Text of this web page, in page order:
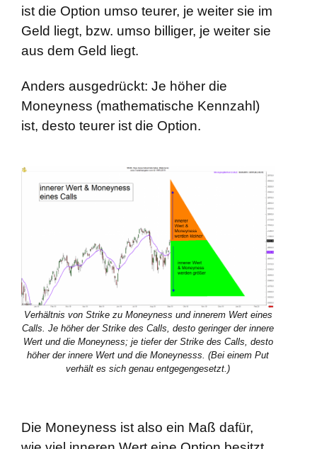
ist die Option umso teurer, je weiter sie im
Geld liegt, bzw. umso billiger, je weiter sie
aus dem Geld liegt.
Anders ausgedrückt: Je höher die
Moneyness (mathematische Kennzahl)
ist, desto teurer ist die Option.
Verhältnis von Strike zu Moneyness und innerem Wert eines
Calls. Je höher der Strike des Calls, desto geringer der innere
Wert und die Moneyness; je tiefer der Strike des Calls, desto
höher der innere Wert und die Moneynesss. (Bei einem Put
verhält es sich genau entgegengesetzt.)
Die Moneyness ist also ein Maß dafür,